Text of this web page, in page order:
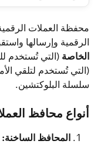
محفظة العملات
الرقمية وإرسالها
الخاصة (التي تُستخدم
(التي تُستخدم لتلقي
سلسلة البلوكتشين.
أنواع محافظ
المحافظ الساخنة: